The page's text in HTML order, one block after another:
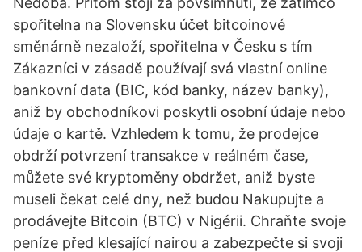
spořitelna na Slovensku účet bitcoinové
směnárně nezaloží, spořitelna v Česku s tím
Zákazníci v zásadě používají svá vlastní online
bankovní data (BIC, kód banky, název banky),
aniž by obchodníkovi poskytli osobní údaje nebo
údaje o kartě. Vzhledem k tomu, že prodejce
obdrží potvrzení transakce v reálném čase,
můžete své kryptoměny obdržet, aniž byste
museli čekat celé dny, než budou Nakupujte a
prodávejte Bitcoin (BTC) v Nigérii. Chraňte svoje
peníze před klesající nairou a zabezpečte si svoji